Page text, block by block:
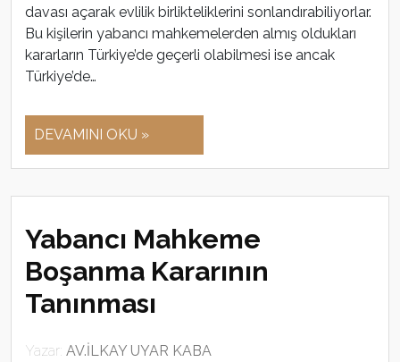
davası açarak evlilik birlikteliklerini sonlandırabiliyorlar.
Bu kişilerin yabancı mahkemelerden almış oldukları
kararların Türkiye’de geçerli olabilmesi ise ancak
Türkiye’de…
DEVAMINI OKU »
Yabancı Mahkeme
Boşanma Kararının
Tanınması
Yazar: AV.İLKAY UYAR KABA